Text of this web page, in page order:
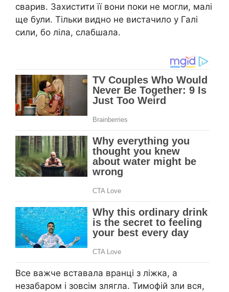
сварив. Захистити її вони поки не могли, малі
ще були. Тільки видно не вистачило у Галі
сили, бо ліла, слабшала.
Все важче вставала вранці з ліжка, а
незабаром і зовсім злягла. Тимофій зли вся,